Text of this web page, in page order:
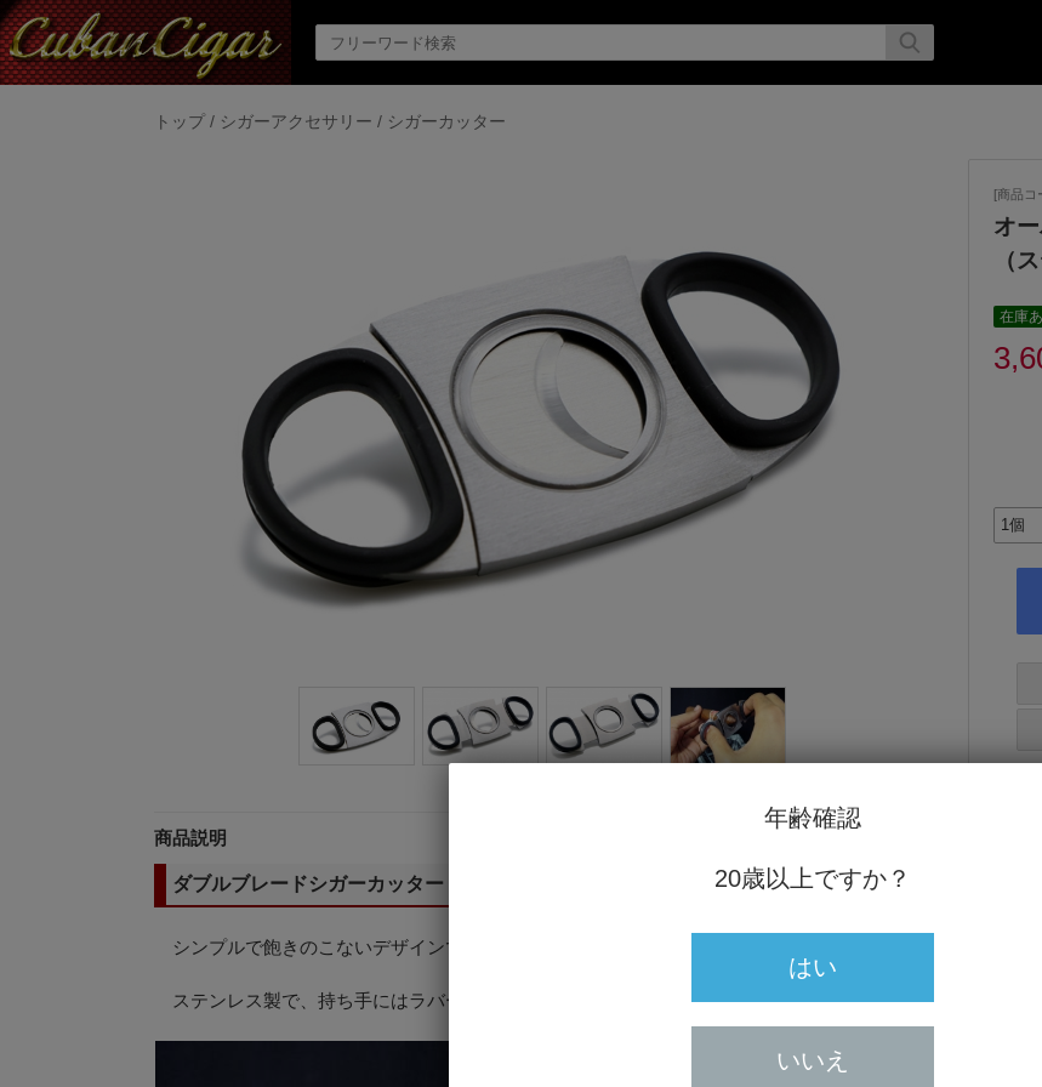
トップ/ シガーアクセサリー / シガーカッター
商品説明
ダブルブレードシガーカッター
シンプルで飽きのこないデザインです。
ステンレス製で、持ち手にはラバーリングが付ています。
[商品コ
オ
（
在庫
年齢確認
20歳以上ですか？
はい
いいえ